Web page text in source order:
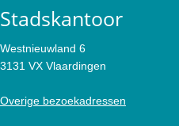
Stadskantoor
Westnieuwland 6
3131 VX Vlaardingen
Overige bezoekadressen